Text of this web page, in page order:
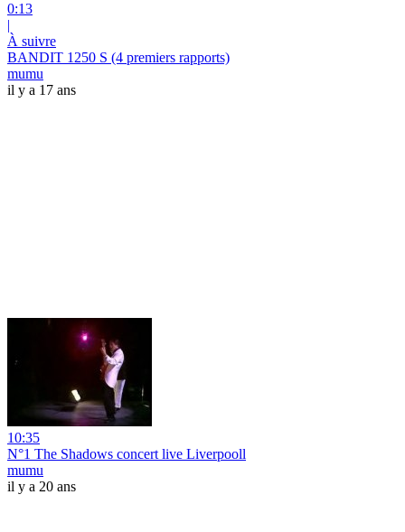
0:13
|
À suivre
BANDIT 1250 S (4 premiers rapports)
mumu
il y a 17 ans
10:35
N°1 The Shadows concert live Liverpooll
mumu
il y a 20 ans